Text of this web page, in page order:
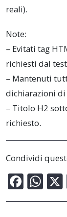
reali).
Note:
– Evitati tag
richiesti dal
– Mantenuti
dichiarazioni di
– Titolo H2
richiesto.
Condividi
F
ac
W
h